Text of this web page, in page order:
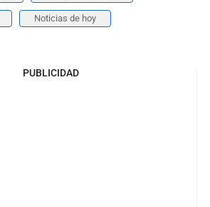
Noticias de hoy
PUBLICIDAD